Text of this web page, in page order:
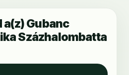
Gubanc
Százhalombatta